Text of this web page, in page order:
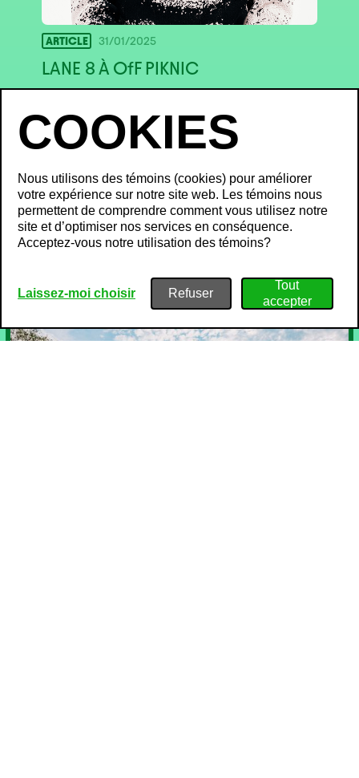
ARTICLE 31/01/2025
LANE 8 À OfF PIKNIC
INFOLETTRE & SMS
Inscris-toi dès maintenant pour ne rien manquer!
Nous utilisons des témoins (cookies) pour améliorer
votre expérience sur notre site web. Les témoins nous
permettent de comprendre comment vous utilisez notre
site et d’optimiser nos services en conséquence.
Acceptez-vous notre utilisation des témoins?
Laissez-moi choisir